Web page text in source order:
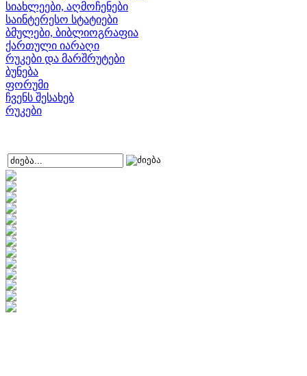
სიახლეები, აღმოჩენები
საინტერესო სტატიები
ბმულები, ბიბლიოგრაფია
ქართული იარაღი
რუკები და მარშრუტები
ბუნება
ფორუმი
ჩვენს შესახებ
რუკები